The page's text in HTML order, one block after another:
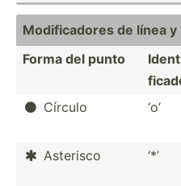
Modifi­cadores de línea y
Forma del punto
 Círculo ‘o’
 Asterisco ‘*’